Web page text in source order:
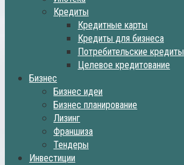
Кредиты
Кредитные карты
Кредиты для бизнеса
Потребительские кредиты
Целевое кредитование
Бизнес
Бизнес идеи
Бизнес планирование
Лизинг
Франшиза
Тендеры
Инвестиции